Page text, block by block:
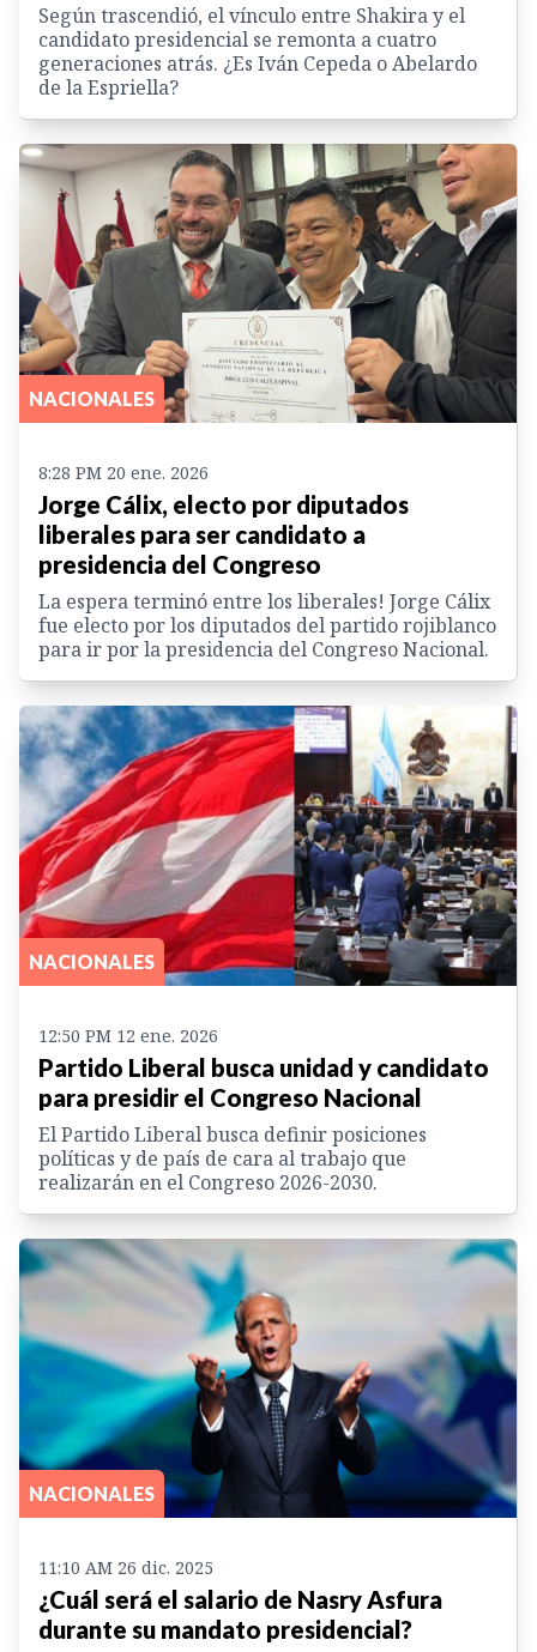
Según trascendió, el vínculo entre Shakira y el
candidato presidencial se remonta a cuatro
generaciones atrás. ¿Es Iván Cepeda o Abelardo
de la Espriella?
NACIONALES
8:28 PM 20 ene. 2026
Jorge Cálix, electo por diputados
liberales para ser candidato a
presidencia del Congreso
La espera terminó entre los liberales! Jorge Cálix
fue electo por los diputados del partido rojiblanco
para ir por la presidencia del Congreso Nacional.
NACIONALES
12:50 PM 12 ene. 2026
Partido Liberal busca unidad y candidato
para presidir el Congreso Nacional
El Partido Liberal busca definir posiciones
políticas y de país de cara al trabajo que
realizarán en el Congreso 2026-2030.
NACIONALES
11:10 AM 26 dic. 2025
¿Cuál será el salario de Nasry Asfura
durante su mandato presidencial?